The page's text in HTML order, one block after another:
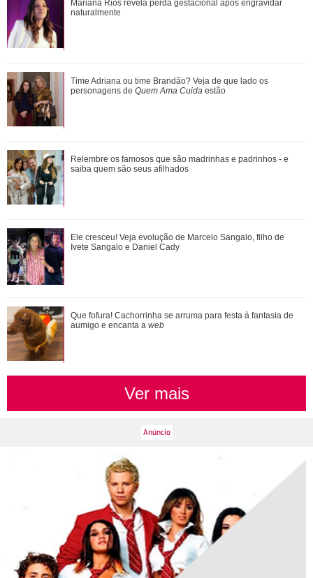
Ele cresceu! Veja evolução de Marcelo Sangalo, filho de
Ivete Sangalo e Daniel Cady
Ratinho se envolve em polêmica após falar sobre aparência
do cantor Tiago, da dupla com Hu...
Confira vezes em que Gaby Amarantos mostrou que não
tem medo de falar o que pensa
Durante uma conversa com Filiz sobre o ex-marido de
Irmak, Kivanç acaba revelando que Irmak ...
Mariana Rios revela perda gestacional após engravidar
naturalmente
Time Adriana ou time Brandão? Veja de que lado os
personagens de Quem Ama Cuida estão
Relembre os famosos que são madrinhas e padrinhos - e
saiba quem são seus afilhados
Ele cresceu! Veja evolução de Marcelo Sangalo, filho de
Ivete Sangalo e Daniel Cady
Que fofura! Cachorrinha se arruma para festa à fantasia de
aumigo e encanta a web
Ver mais